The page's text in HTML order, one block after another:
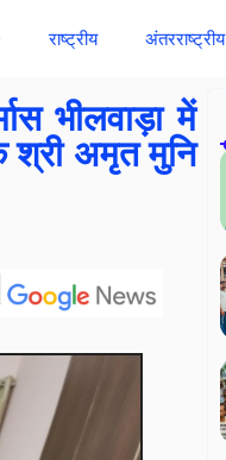
राष्ट्रीय अंतरराष्ट्रीय
भीलवाड़ा में
श्री अमृत मुनि